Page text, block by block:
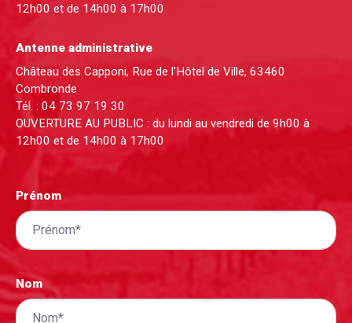
12h00 et de 14h00 à 17h00
Antenne administrative
Château des Capponi, Rue de l'Hôtel de Ville, 63460
Combronde
Tél. : 04 73 97 19 30
OUVERTURE AU PUBLIC : du lundi au vendredi de 9h00 à
12h00 et de 14h00 à 17h00
Prénom
Nom